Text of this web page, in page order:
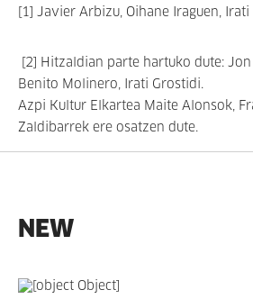
[1] Javier Arbizu, Oihane Iraguen,
[2] Hitzaldian parte hartuko dute:
Benito Molinero, Irati Grostidi.
Azpi Kultur Elkartea Maite Alonsok,
Zaldibarrek ere osatzen dute.
NEW